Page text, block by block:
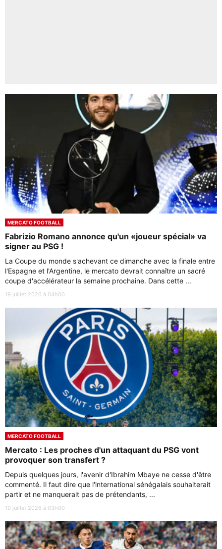
MERCATO FOOTBALL
Fabrizio Romano annonce qu'un «joueur spécial» va
signer au PSG !
La Coupe du monde s'achevant ce dimanche avec la finale entre
l'Espagne et l'Argentine, le mercato devrait connaître un sacré
coupe d'accélérateur la semaine prochaine. Dans cette ...
19 juillet 2026 à 04h00
MERCATO FOOTBALL
Mercato : Les proches d'un attaquant du PSG vont
provoquer son transfert ?
Depuis quelques jours, l'avenir d'Ibrahim Mbaye ne cesse d'être
commenté. Il faut dire que l'international sénégalais souhaiterait
partir et ne manquerait pas de prétendants, ...
19 juillet 2026 à 03h00